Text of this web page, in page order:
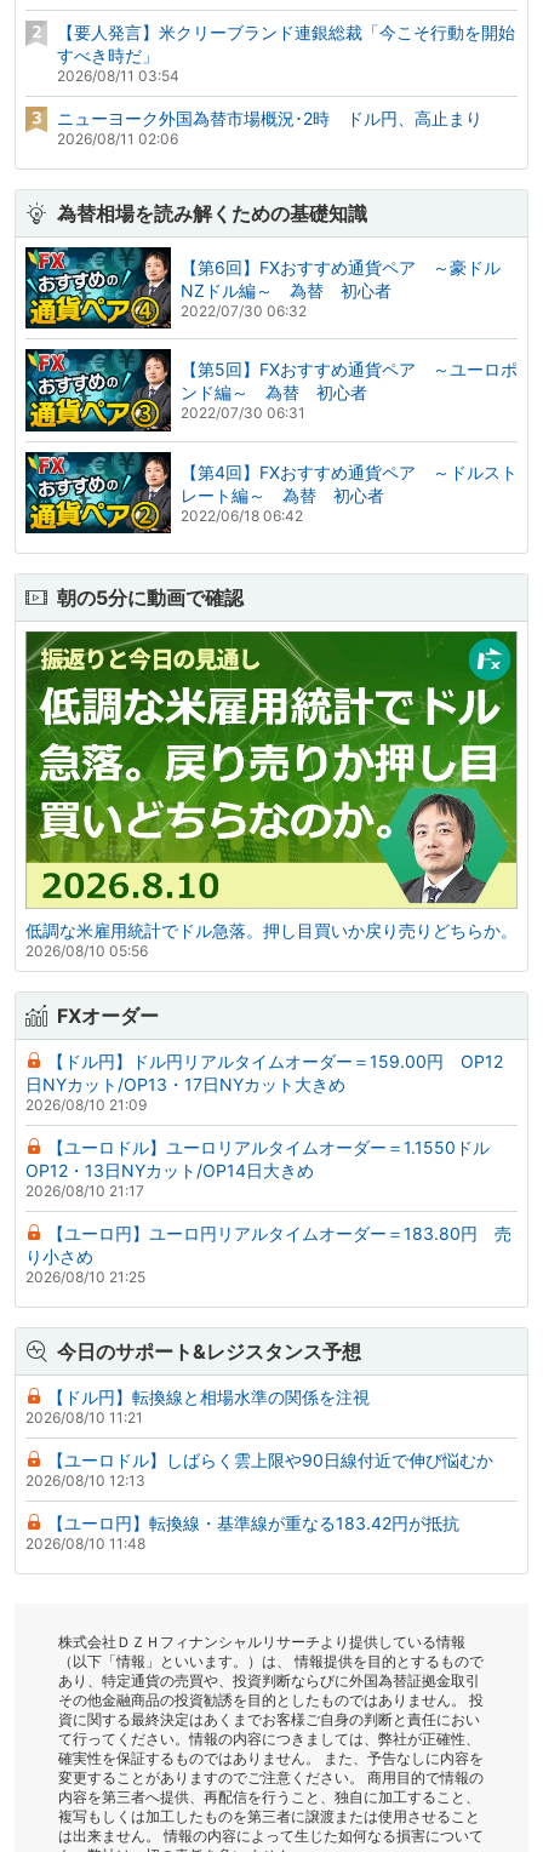
【要人発言】米クリーブランド連銀総裁「今こそ行動を開始
すべき時だ」
2026/08/11 03:54
ニューヨーク外国為替市場概況･2時 ドル円、高止まり
2026/08/11 02:06
為替相場を読み解くための基礎知識
【第6回】FXおすすめ通貨ペア ～豪ドル
NZドル編～ 為替 初心者
2022/07/30 06:32
【第5回】FXおすすめ通貨ペア ～ユーロポ
ンド編～ 為替 初心者
2022/07/30 06:31
【第4回】FXおすすめ通貨ペア ～ドルスト
レート編～ 為替 初心者
2022/06/18 06:42
朝の5分に動画で確認
低調な米雇用統計でドル急落。押し目買いか戻り売りどちらか。
2026/08/10 05:56
FXオーダー
【ドル円】ドル円リアルタイムオーダー＝159.00円 OP12
日NYカット/OP13・17日NYカット大きめ
2026/08/10 21:09
【ユーロドル】ユーロリアルタイムオーダー＝1.1550ドル
OP12・13日NYカット/OP14日大きめ
2026/08/10 21:17
【ユーロ円】ユーロ円リアルタイムオーダー＝183.80円 売
り小さめ
2026/08/10 21:25
今日のサポート&レジスタンス予想
【ドル円】転換線と相場水準の関係を注視
2026/08/10 11:21
【ユーロドル】しばらく雲上限や90日線付近で伸び悩むか
2026/08/10 12:13
【ユーロ円】転換線・基準線が重なる183.42円が抵抗
2026/08/10 11:48
株式会社ＤＺＨフィナンシャルリサーチより提供している情報
（以下「情報」といいます。）は、 情報提供を目的とするもので
あり、特定通貨の売買や、投資判断ならびに外国為替証拠金取引
その他金融商品の投資勧誘を目的としたものではありません。 投
資に関する最終決定はあくまでお客様ご自身の判断と責任におい
て行ってください。情報の内容につきましては、弊社が正確性、
確実性を保証するものではありません。 また、予告なしに内容を
変更することがありますのでご注意ください。 商用目的で情報の
内容を第三者へ提供、再配信を行うこと、独自に加工すること、
複写もしくは加工したものを第三者に譲渡または使用させること
は出来ません。 情報の内容によって生じた如何なる損害について